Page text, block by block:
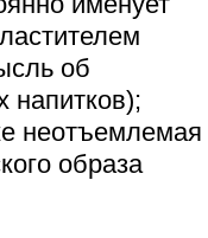
об
напитков);
неотъемлемая
образа